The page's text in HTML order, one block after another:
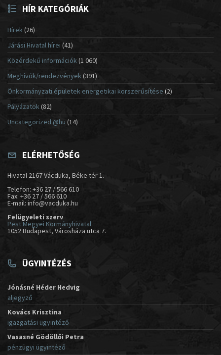
HÍR KATEGÓRIÁK
Hírek(26)
Járási Hivatal hírei (41)
Közérdekű információk(1 060)
Meghívók/rendezvények (391)
Önkormányzati épületek energetikai korszerűsítése (2)
Pályázatok (82)
Uncategorized @hu (14)
ELÉRHETŐSÉG
Hivatal 2167 Vácduka, Béke tér 1.
Telefon: +36 27 / 566 610
Fax: +36 27 / 566 610
E-mail: info@vacduka.hu
Felügyeleti szerv
Pest Megyei Kormányhivatal
1052 Budapest, Városháza utca 7.
ÜGYINTÉZÉS
Jónásné Héder Hedvig
aljegyző
Kovács Krisztina
igazgatási ügyintéző
Vasasné Gödöllői Petra
pénzügyi ügyintéző